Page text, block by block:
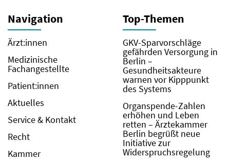
Navigation
Ärzt:innen
Medizinische
Fachangestellte
Patient:innen
Aktuelles
Service & Kontakt
Recht
Kammer
Top-Themen
GKV-Sparvorschläge
gefährden Versorgung in
Berlin –
Gesundheitsakteure
warnen vor Kipppunkt
des Systems
Organspende-Zahlen
erhöhen und Leben
retten – Ärztekammer
Berlin begrüßt neue
Initiative zur
Widerspruchsregelung